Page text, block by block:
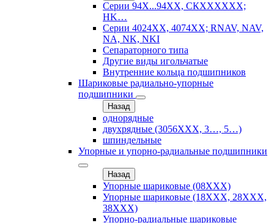
Серии 94Х...94ХХ, СКХХХХХХ;
HK…
Серии 4024ХХ, 4074ХХ; RNAV, NAV,
NA, NK, NKI
Сепараторного типа
Другие виды игольчатые
Внутренние кольца подшипников
Шариковые радиально-упорные
подшипники
Назад
однорядные
двухрядные (3056ХХХ, 3…, 5…)
шпиндельные
Упорные и упорно-радиальные подшипники
Назад
Упорные шариковые (08XXX)
Упорные шариковые (18XXX, 28XXХ,
38ХХХ)
Упорно-радиальные шариковые